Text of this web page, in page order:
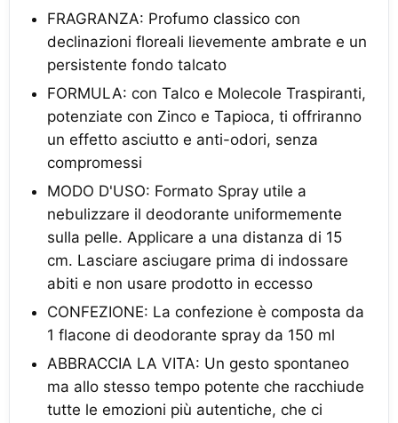
FRAGRANZA: Profumo classico con
declinazioni floreali lievemente ambrate e un
persistente fondo talcato
FORMULA: con Talco e Molecole Traspiranti,
potenziate con Zinco e Tapioca, ti offriranno
un effetto asciutto e anti-odori, senza
compromessi
MODO D'USO: Formato Spray utile a
nebulizzare il deodorante uniformemente
sulla pelle. Applicare a una distanza di 15
cm. Lasciare asciugare prima di indossare
abiti e non usare prodotto in eccesso
CONFEZIONE: La confezione è composta da
1 flacone di deodorante spray da 150 ml
ABBRACCIA LA VITA: Un gesto spontaneo
ma allo stesso tempo potente che racchiude
tutte le emozioni più autentiche, che ci